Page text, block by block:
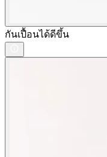
กันเปื้อนได้ดีขึ้น